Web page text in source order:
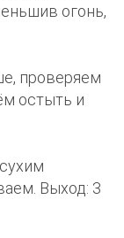
огонь,
проверяем
остыть и
Выход: 3